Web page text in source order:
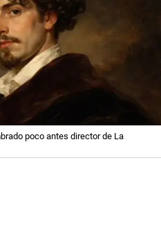
poco antes director de La